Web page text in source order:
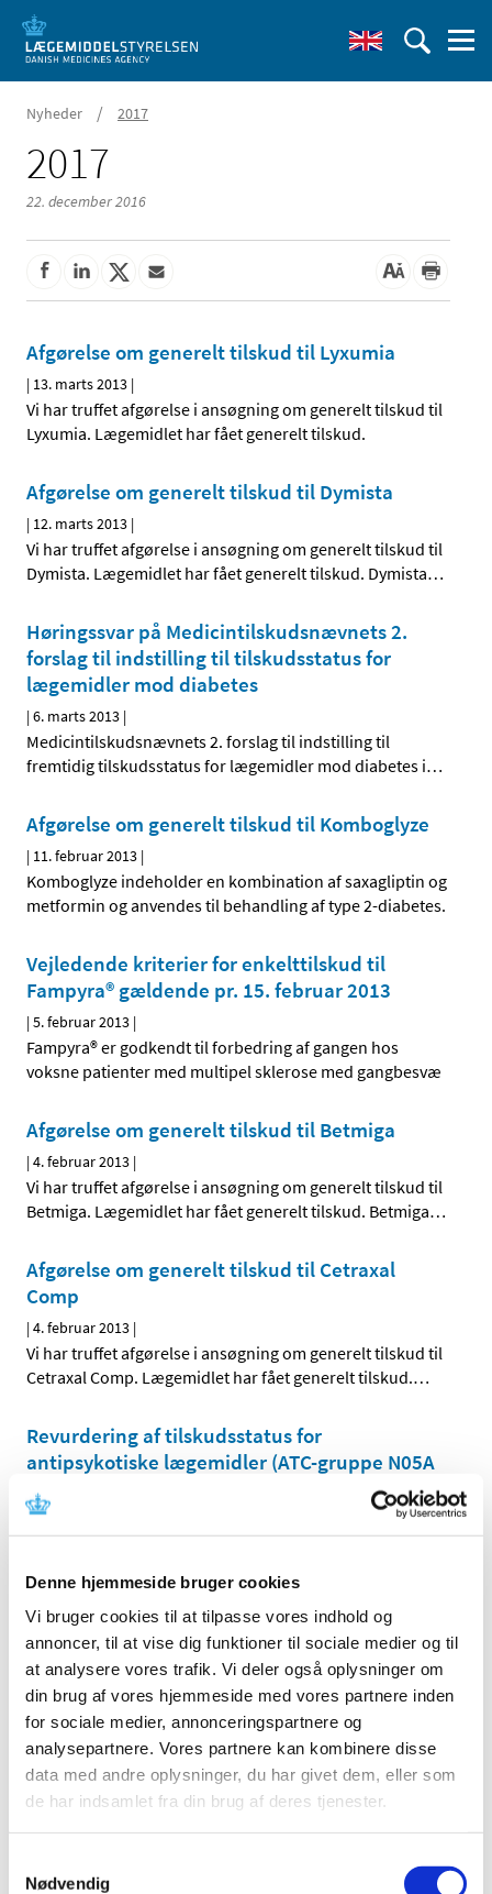
Denne hjemmeside bruger cookies
Vi bruger cookies til at tilpasse vores indhold og
annoncer, til at vise dig funktioner til sociale medier og til
at analysere vores trafik. Vi deler også oplysninger om
din brug af vores hjemmeside med vores partnere inden
for sociale medier, annonceringspartnere og
analysepartnere. Vores partnere kan kombinere disse
data med andre oplysninger, du har givet dem, eller som
de har indsamlet fra din brug af deres tjenester.
Nødvendig
Nyheder / 2017
2017
22. december 2016
Afgørelse om generelt tilskud til Lyxumia
| 13. marts 2013 |
Vi har truffet afgørelse i ansøgning om generelt tilskud til
Lyxumia. Lægemidlet har fået generelt tilskud.
Afgørelse om generelt tilskud til Dymista
| 12. marts 2013 |
Vi har truffet afgørelse i ansøgning om generelt tilskud til
Dymista. Lægemidlet har fået generelt tilskud. Dymista…
Høringssvar på Medicintilskuds­nævnets 2.
forslag til indstilling til tilskudsstatus for
lægemidler mod diabetes
|6. marts 2013 |
Medicintilskudsnævnets 2. forslag til indstilling til
fremtidig tilskudsstatus for lægemidler mod diabetes i…
Afgørelse om generelt tilskud til Komboglyze
| 11. februar 2013 |
Komboglyze indeholder en kombination af saxagliptin og
metformin og anvendes til behandling af type 2-diabetes.
Vejledende kriterier for enkelttilskud til
Fampyra® gældende pr. 15. februar 2013
|5. februar 2013 |
Fampyra® er godkendt til forbedring af gangen hos
voksne patienter med multipel sklerose med gangbesvæ
Afgørelse om generelt tilskud til Betmiga
|4. februar 2013 |
Vi har truffet afgørelse i ansøgning om generelt tilskud til
Betmiga. Lægemidlet har fået generelt tilskud. Betmiga…
Afgørelse om generelt tilskud til Cetraxal
Comp
|4. februar 2013 |
Vi har truffet afgørelse i ansøgning om generelt tilskud til
Cetraxal Comp. Lægemidlet har fået generelt tilskud.…
Revurdering af tilskudsstatus for
antipsykotiske lægemidler (ATC-gruppe N05A
m.fl.)
|29. januar 2013
Høring over Medicintilskuds­nævnets nye
forslag til indstilling til tilskudsstatus for
lægemidler mod diabetes
| 8. januar 2013
Medicintilskudsnævnet er i gang med at revurdere
tilskudsstatus for lægemidler mod diabetes